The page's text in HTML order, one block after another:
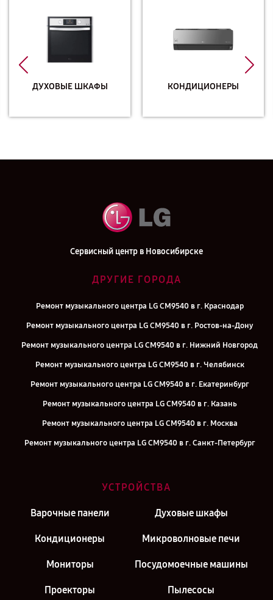
ДУХОВЫЕ ШКАФЫ КОНДИЦИОНЕРЫ
Сервисный центр в Новосибирске
ДРУГИЕ ГОРОДА
Ремонт музыкального центра LG CM9540 в г. Краснодар
Ремонт музыкального центра LG CM9540 в г. Ростов-на-Дону
Ремонт музыкального центра LG CM9540 в г. Нижний Новгород
Ремонт музыкального центра LG CM9540 в г. Челябинск
Ремонт музыкального центра LG CM9540 в г. Екатеринбург
Ремонт музыкального центра LG CM9540 в г. Казань
Ремонт музыкального центра LG CM9540 в г. Москва
Ремонт музыкального центра LG CM9540 в г. Санкт-Петербург
УСТРОЙСТВА
Варочные панели Духовые шкафы
Кондиционеры Микроволновые печи
Мониторы Посудомоечные машины
Проекторы Пылесосы